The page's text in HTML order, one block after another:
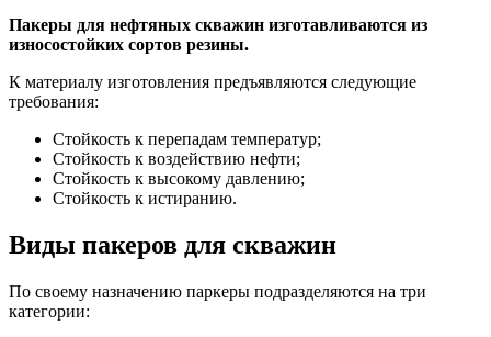
Пакеры для нефтяных скважин изготавливаются из
износостойких сортов резины.
К материалу изготовления предъявляются следующие
требования:
Стойкость к перепадам температур;
Стойкость к воздействию нефти;
Стойкость к высокому давлению;
Стойкость к истиранию.
Виды пакеров для скважин
По своему назначению паркеры подразделяются на три
категории: